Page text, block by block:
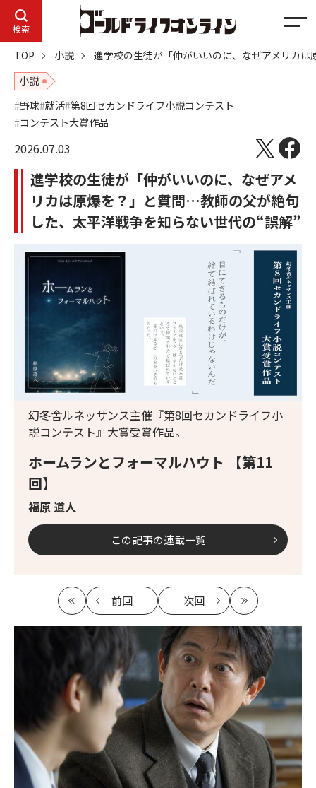
検索
メ
ュ
TOP 小説
進学校の生徒が「仲がいいのに、なぜアメリカ
小説
野球 就活 第8回セカンドライフ小説コンテスト
コンテスト大賞作品
2026.07.03
進学校の生徒が「仲がいいのに、なぜアメ
リカは原爆を？」と質問…教師の父が絶句
した、太平洋戦争を知らない世代の“誤解”
ホームランとフォーマルハウト 【第11
回】
福原 道人
幻冬舎ルネッサンス主催『第8回セカンドライフ小
説コンテスト』大賞受賞作品。
この記事の連載一覧
最
初
前回
記
へ
次回
記
へ
最
新